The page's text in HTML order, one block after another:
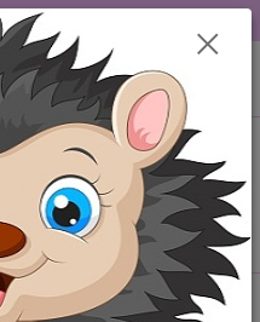
SKLADEM.....
Menu
Hledat
za 0,00 Kč
bavlněná čepička Ouško - růžová